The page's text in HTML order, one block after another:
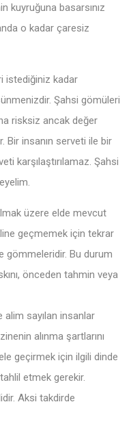
kuyruğuna basarsınız
o kadar çaresiz
istediğiniz kadar
Şahsi gömüleri
risksiz ancak değer
Bir insanın serveti ile bir
karşılaştırılamaz. Şahsi
üzere elde mevcut
geçmemek için tekrar
gömmeleridir. Bu durum
önceden tahmin veya
alim sayılan insanlar
alınma şartlarını
geçirmek için ilgili dinde
etmek gerekir.
Aksi takdirde